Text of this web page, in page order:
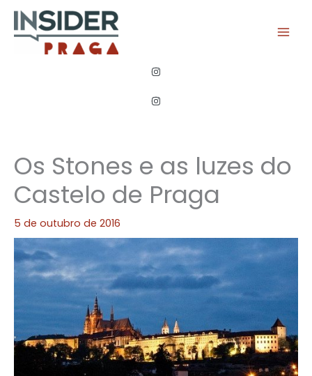
conteúdo
Os Stones e as luzes do
Castelo de Praga
5 de outubro de 2016